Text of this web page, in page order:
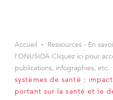
Accueil
Ressources - En
l’ONUSIDA Cliquez ici pour
publications, infographies, etc.
systèmes de santé :
portant sur la santé et le